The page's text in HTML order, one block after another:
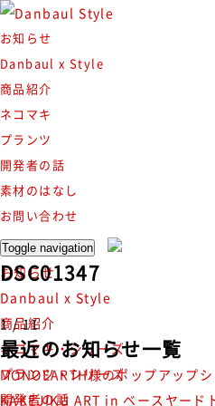
お知らせ
Danbaul x Style
商品紹介
ネコマキ
プランツ
開発者の話
素材のはなし
お問い合わせ
Toggle navigation
お知らせ
Danbaul x Style
商品紹介
ネコマキ・シリーズ
プランツ・シリーズ
開発者の話
DSC01347
1 / 11
最近のお知らせ一覧
MONOEARTH様のポップアップ
KAKEJIKU ART in ベースヤード